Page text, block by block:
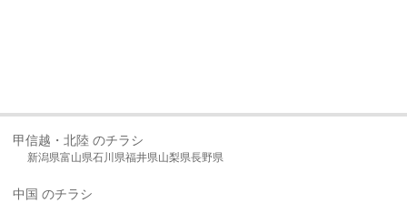
甲信越・北陸 のチラシ
新潟県富山県石川県福井県山梨県長野県
中国 のチラシ